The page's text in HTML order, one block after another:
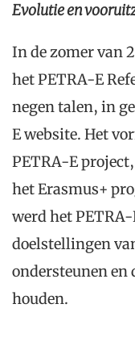
Evolutie en
In de zomer van
het PETRA-E
negen talen, in
E website. Het
PETRA-E
het Erasmus+
werd het
doelstellingen
ondersteunen
houden.